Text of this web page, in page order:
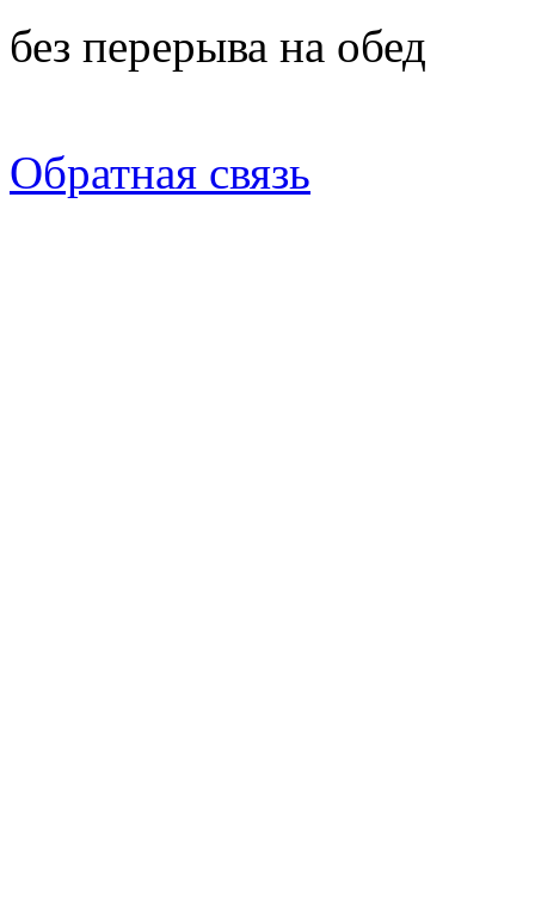
без перерыва на обед
Обратная связь